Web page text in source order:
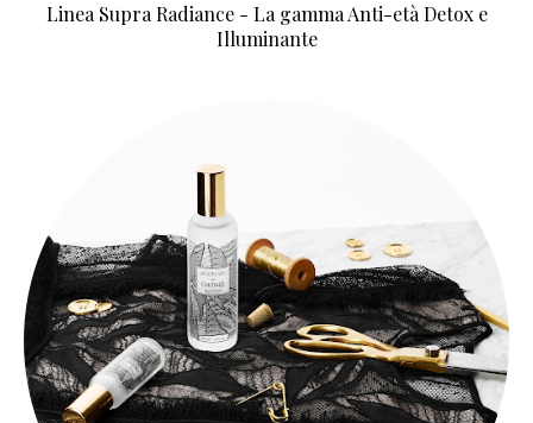
Linea Supra Radiance - La gamma Anti-età Detox e
Illuminante